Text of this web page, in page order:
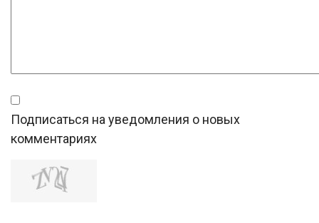
Подписаться на уведомления о новых
комментариях